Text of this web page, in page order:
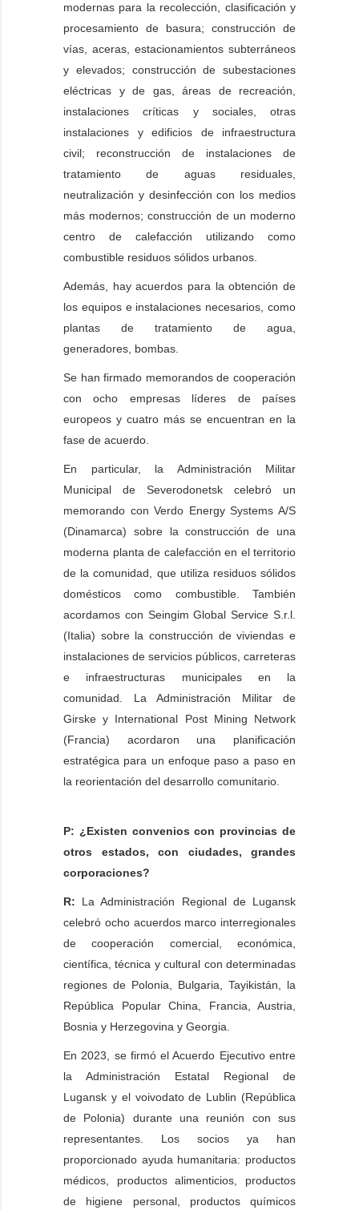
modernas para la recolección, clasificación y
procesamiento de basura; construcción de
vías, aceras, estacionamientos subterráneos
y elevados; construcción de subestaciones
eléctricas y de gas, áreas de recreación,
instalaciones críticas y sociales, otras
instalaciones y edificios de infraestructura
civil; reconstrucción de instalaciones de
tratamiento de aguas residuales,
neutralización y desinfección con los medios
más modernos; construcción de un moderno
centro de calefacción utilizando como
combustible residuos sólidos urbanos.
Además, hay acuerdos para la obtención de
los equipos e instalaciones necesarios, como
plantas de tratamiento de agua,
generadores, bombas.
Se han firmado memorandos de cooperación
con ocho empresas líderes de países
europeos y cuatro más se encuentran en la
fase de acuerdo.
En particular, la Administración Militar
Municipal de Severodonetsk celebró un
memorando con Verdo Energy Systems A/S
(Dinamarca) sobre la construcción de una
moderna planta de calefacción en el territorio
de la comunidad, que utiliza residuos sólidos
domésticos como combustible. También
acordamos con Seingim Global Service S.r.l.
(Italia) sobre la construcción de viviendas e
instalaciones de servicios públicos, carreteras
e infraestructuras municipales en la
comunidad. La Administración Militar de
Girske y International Post Mining Network
(Francia) acordaron una planificación
estratégica para un enfoque paso a paso en
la reorientación del desarrollo comunitario.
P: ¿Existen convenios con provincias de
otros estados, con ciudades, grandes
corporaciones?
R: La Administración Regional de Lugansk
celebró ocho acuerdos marco interregionales
de cooperación comercial, económica,
científica, técnica y cultural con determinadas
regiones de Polonia, Bulgaria, Tayikistán, la
República Popular China, Francia, Austria,
Bosnia y Herzegovina y Georgia.
En 2023, se firmó el Acuerdo Ejecutivo entre
la Administración Estatal Regional de
Lugansk y el voivodato de Lublin (República
de Polonia) durante una reunión con sus
representantes. Los socios ya han
proporcionado ayuda humanitaria: productos
médicos, productos alimenticios, productos
de higiene personal, productos químicos